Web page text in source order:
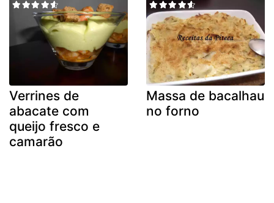
Verrines de
abacate com
queijo fresco e
camarão
Massa de bacalhau
no forno